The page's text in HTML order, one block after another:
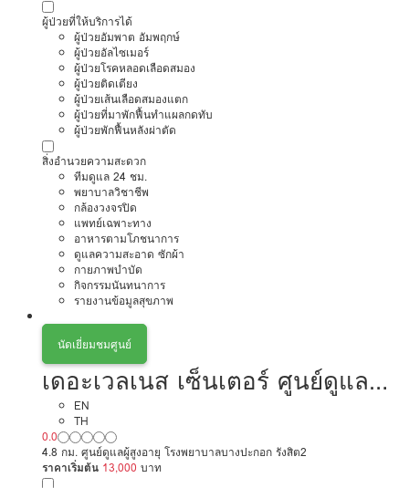
ผู้ป่วยที่ให้บริการได้
ผู้ป่วยอัมพาต อัมพฤกษ์
ผู้ป่วยอัลไซเมอร์
ผู้ป่วยโรคหลอดเลือดสมอง
ผู้ป่วยติดเตียง
ผู้ป่วยเส้นเลือดสมองแตก
ผู้ป่วยที่มาพักฟื้นทำแผลกดทับ
ผู้ป่วยพักฟื้นหลังผ่าตัด
สิ่งอำนวยความสะดวก
ทีมดูแล 24 ชม.
พยาบาลวิชาชีพ
กล้องวงจรปิด
แพทย์เฉพาะทาง
อาหารตามโภชนาการ
ดูแลความสะอาด ซักผ้า
กายภาพบำบัด
กิจกรรมนันทนาการ
รายงานข้อมูลสุขภาพ
นัดเยี่ยมชมศูนย์
เดอะเวลเนส เซ็นเตอร์ ศูนย์ดูแลผู้
สูงวัย
EN
TH
0.0
4.8 กม. ศูนย์ดูแลผู้สูงอายุ โรงพยาบาลบางปะกอก รังสิต2
ราคาเริ่มต้น 13,000 บาท